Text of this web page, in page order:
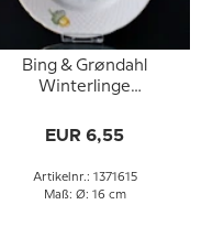
Bing & Grøndahl
Winterlinge
28A, 306 oder 615
EUR 6,55
Artikelnr.: 1371615
Maß: Ø: 16 cm